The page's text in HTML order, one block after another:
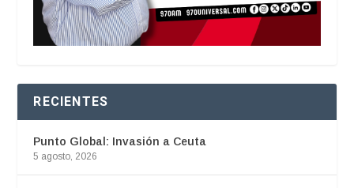
RECIENTES
Punto Global: Invasión a Ceuta
5 agosto, 2026